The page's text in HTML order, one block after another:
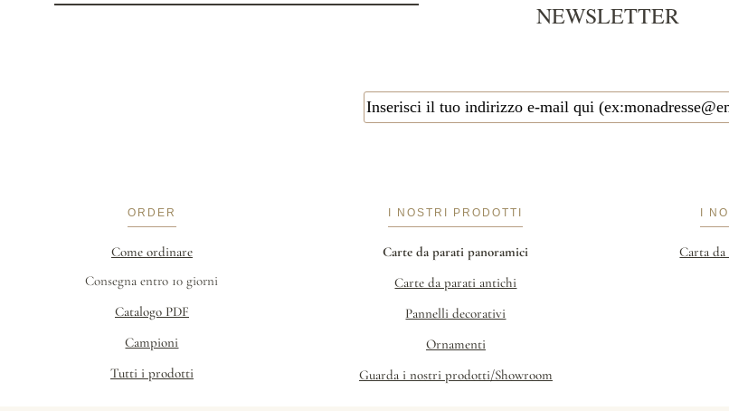
NEWSLETTER
ORDER
Come ordinare
Consegna entro 10 giorni
Catalogo PDF
Campioni
Tutti i prodotti
I NOSTRI PRODOTTI
Carte da parati panoramici
Carte da parati antichi
Pannelli decorativi
Ornamenti
Guarda i nostri prodotti/Showroom
I
Carta